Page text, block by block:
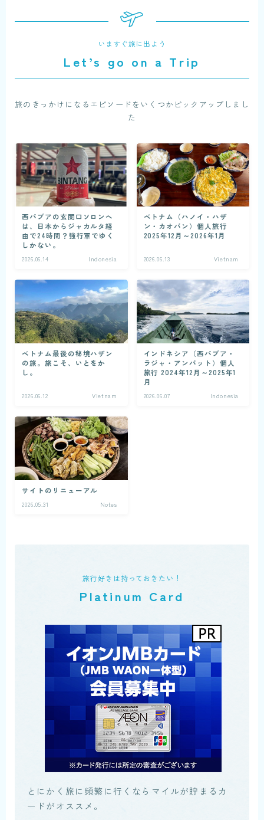
いますぐ旅に出よう
Let’s go on a Trip
旅のきっかけになるエピソードをいくつかピックアップしまし
た
西パプアの玄関口ソロンへ
は、日本からジャカルタ経
由で24時間？強行軍でゆく
しかない。
2026.06.14 Indonesia
ベトナム（ハノイ・ハザ
ン・カオバン）個人旅行
2025年12月～2026年1月
2026.06.13 Vietnam
ベトナム最後の秘境ハザン
の旅。旅こそ、いとをか
し。
2026.06.12 Vietnam
インドネシア（西パプア・
ラジャ・アンパット）個人
旅行 2024年12月～2025年1
月
2026.06.07 Indonesia
サイトのリニューアル
2026.05.31 Notes
旅行好きは持っておきたい！
Platinum Card
とにかく旅に頻繁に行くならマイルが貯まるカ
ードがオススメ。